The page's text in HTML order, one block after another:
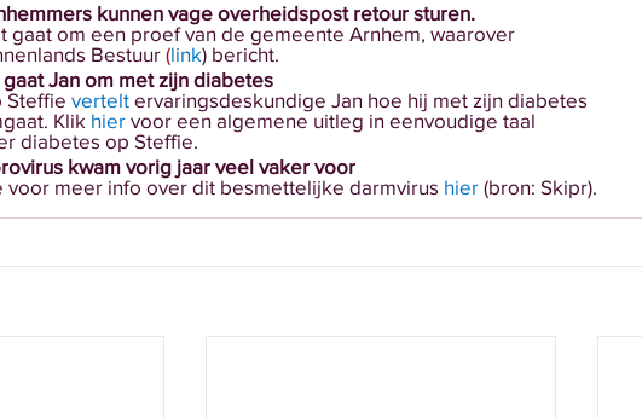
kunnen vage overheidspost retour sturen.
gaat om een proef van de gemeente Arnhem, waarover
Bestuur (link) bericht.
Jan om met zijn diabetes
Steffie vertelt ervaringsdeskundige Jan hoe hij met zijn diabetes
Klik hier voor een algemene uitleg in eenvoudige taal
diabetes op Steffie.
kwam vorig jaar veel vaker voor
voor meer info over dit besmettelijke darmvirus hier (bron: Skipr).